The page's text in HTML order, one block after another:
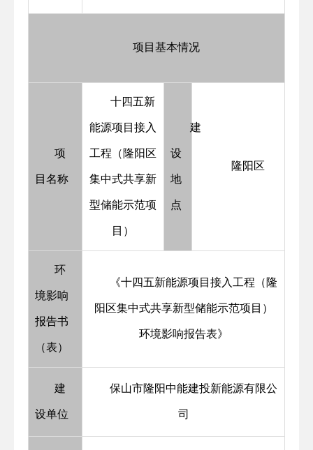
项目基本情况
项
目名称
十四五新
能源项目接入
工程（隆阳区
集中式共享新
型储能示范项
目）
建
设
地
点
隆阳区
环
境影响
报告书
（表）
《十四五新能源项目接入工程（隆
阳区集中式共享新型储能示范项目）
环境影响报告表》
建
设单位
保山市隆阳中能建投新能源有限公
司